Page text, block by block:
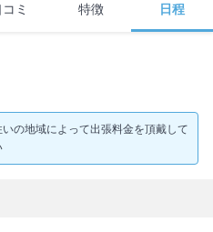
コミ 特徴 日程
の地域によって出張料金を頂戴して